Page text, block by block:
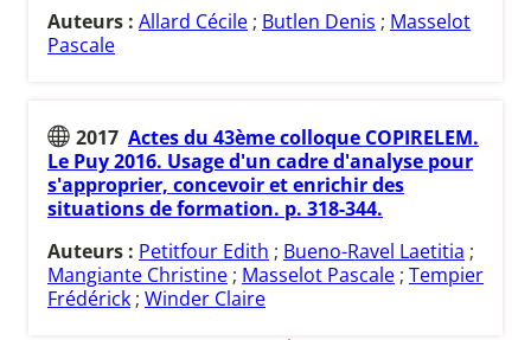
Auteurs : Allard Cécile ; Butlen Denis ; Masselot
Pascale
2017 Actes du 43ème colloque COPIRELEM.
Le Puy 2016. Usage d'un cadre d'analyse pour
s'approprier, concevoir et enrichir des
situations de formation. p. 318-344.
Auteurs : Petitfour Edith ; Bueno-Ravel Laetitia ;
Mangiante Christine ; Masselot Pascale ; Tempier
Frédérick ; Winder Claire